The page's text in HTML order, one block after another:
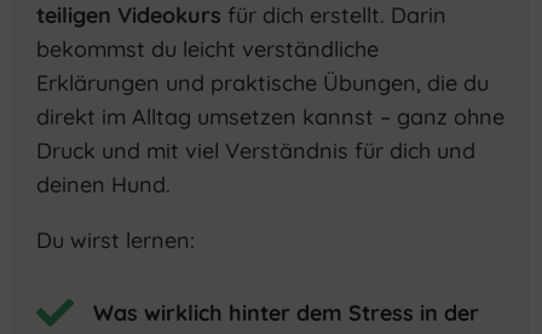
teiligen Videokurs für dich erstellt. Darin
bekommst du leicht verständliche
Erklärungen und praktische Übungen, die du
direkt im Alltag umsetzen kannst – ganz ohne
Druck und mit viel Verständnis für dich und
deinen Hund.
Du wirst lernen:

Was wirklich hinter dem Stress in der